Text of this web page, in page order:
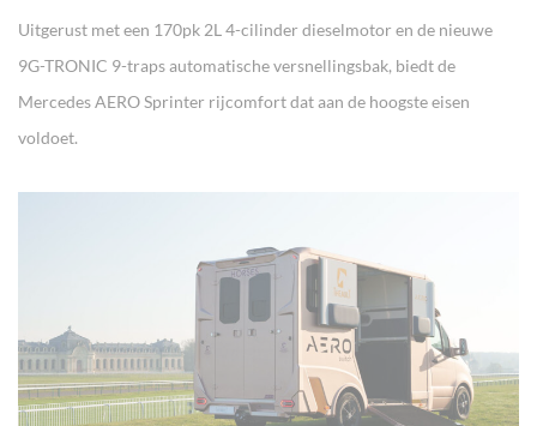
Uitgerust met een 170pk 2L 4-cilinder dieselmotor en de nieuwe
9G-TRONIC 9-traps automatische versnellingsbak, biedt de
Mercedes AERO Sprinter rijcomfort dat aan de hoogste eisen
voldoet.